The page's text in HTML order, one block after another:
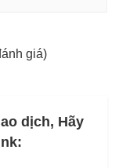
giá)
dịch, Hãy